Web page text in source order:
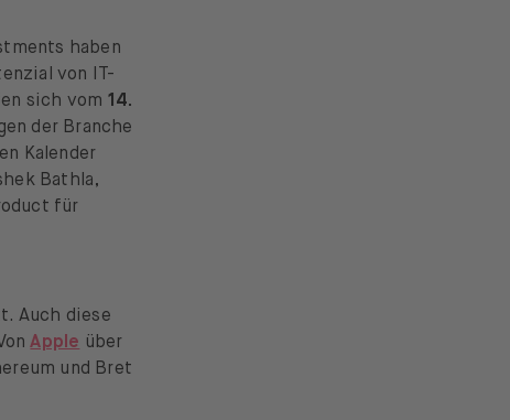
haben
von IT-
sich vom 14.
der Branche
Kalender
Bathla,
für
Auch diese
Apple über
und Bret